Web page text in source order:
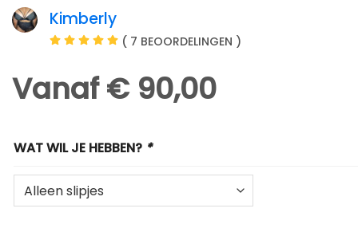
Kimberly
( 7 BEOORDELINGEN )
Vanaf € 90,00
WAT WIL JE HEBBEN? *